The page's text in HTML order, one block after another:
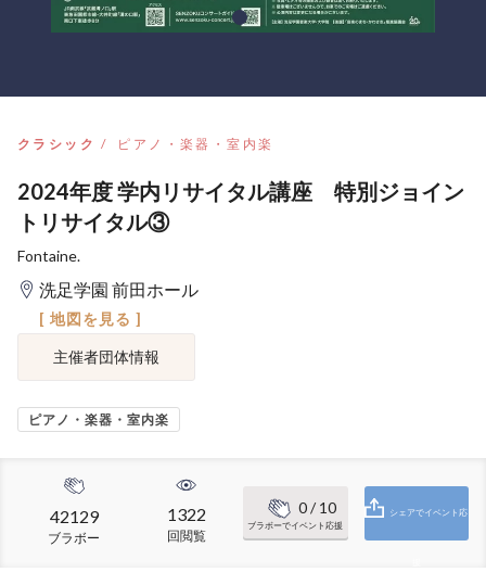
クラシック ピアノ・楽器・室内楽
2024年度 学内リサイタル講座 特別ジョイン
トリサイタル③
Fontaine.
洗足学園 前田ホール
[ 地図を見る ]
主催者団体情報
ピアノ・楽器・室内楽
42129
ブラボー
1322
回閲覧
0/ 10
ブラボーでイベント応援
シェアでイベント応